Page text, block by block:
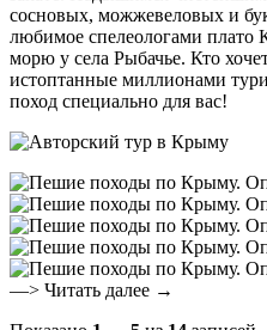
сосновых, можжевеловых и
любимое спелеологами плато
морю у села Рыбачье. Кто
истоптанные миллионами
поход специально для вас!
—> Читать далее →